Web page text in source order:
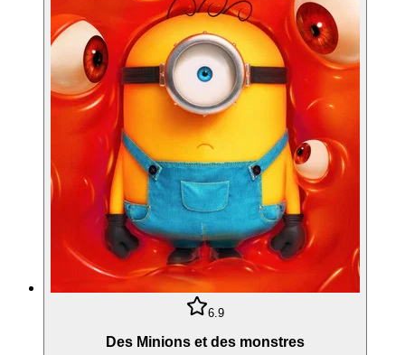
6.9
Des Minions et des monstres